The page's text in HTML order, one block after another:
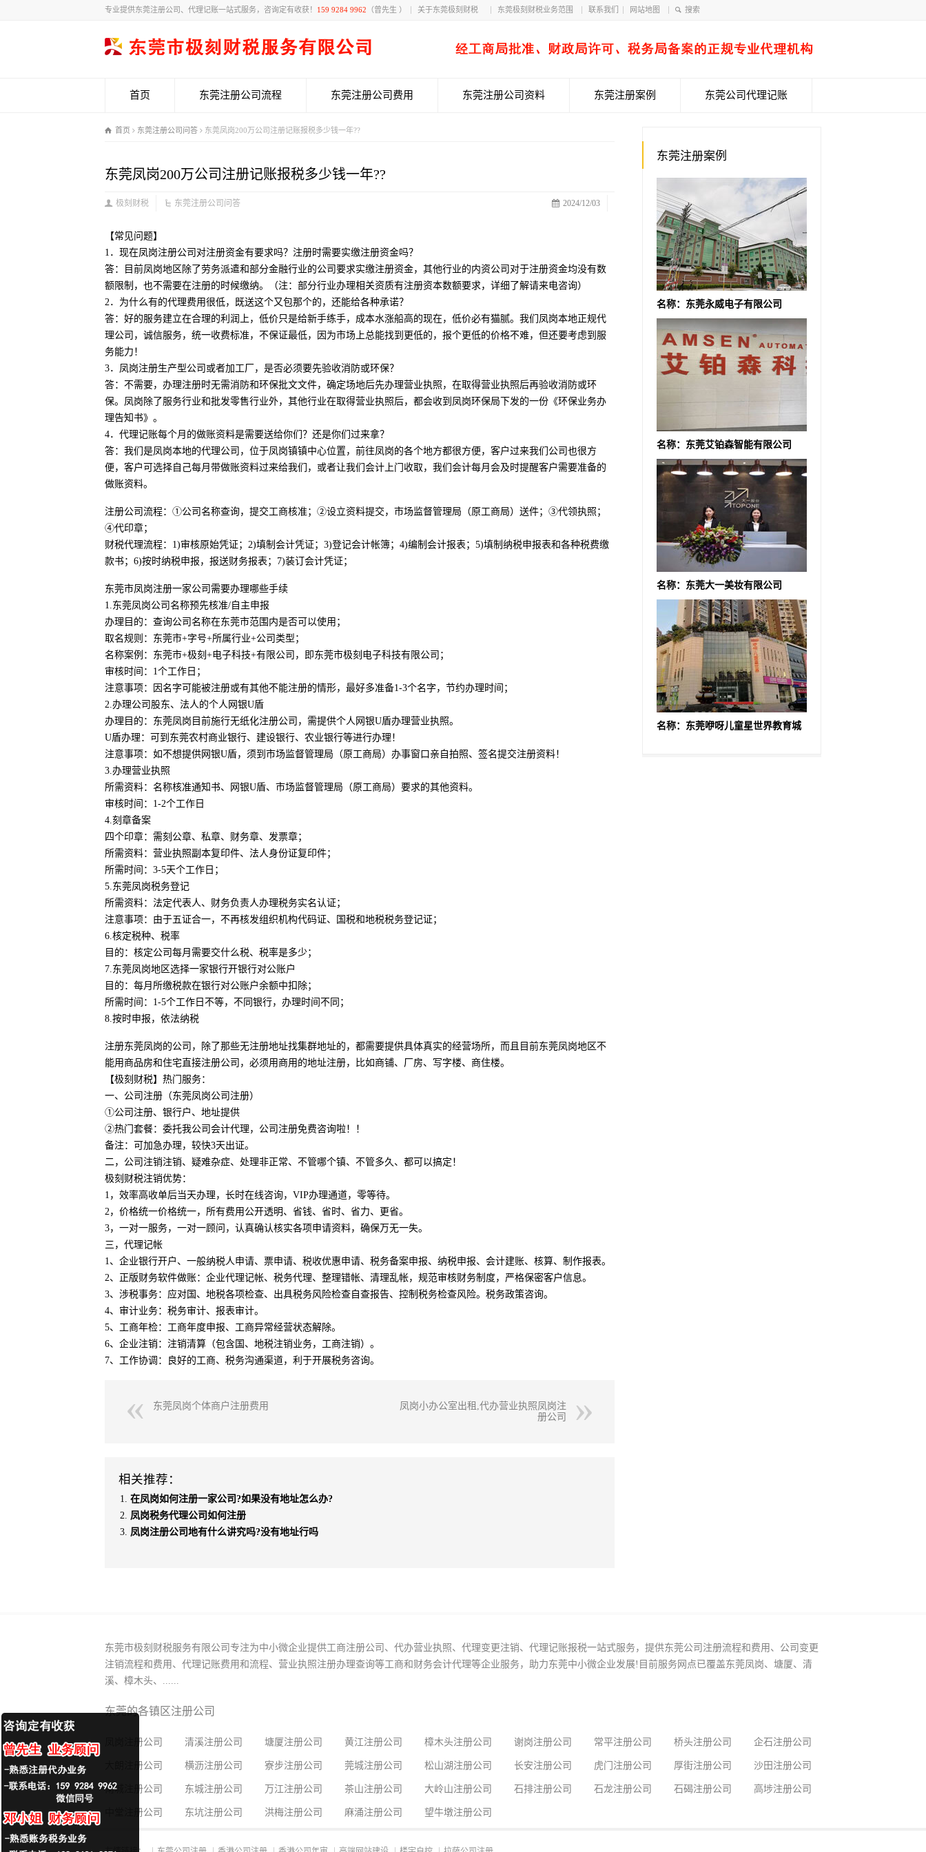
专业提供东莞注册公司、代理记账一站式服务，咨询定有收获！ 159 9284 9962 （曾先生 ） 关于东莞极刻财税 东莞极刻财税业务范围 联系我们 网站地图
首页 东莞注册公司流程 东莞注册公司费用 东莞注册公司资料 东莞注册案例 东莞公司代理记账
首页 东莞注册公司问答 东莞凤岗200万公司注册记账报税多少钱一年??
东莞凤岗200万公司注册记账报税多少钱一年??
2024/12/03
极刻财税 东莞注册公司问答
【常见问题】
1．现在凤岗注册公司对注册资金有要求吗？注册时需要实缴注册资金吗？
答：目前凤岗地区除了劳务派遣和部分金融行业的公司要求实缴注册资金，其他行业的内资公司对于注册资金均没有数
额限制，也不需要在注册的时候缴纳。（注：部分行业办理相关资质有注册资本数额要求，详细了解请来电咨询）
2．为什么有的代理费用很低，既送这个又包那个的，还能给各种承诺？
答：好的服务建立在合理的利润上，低价只是给新手练手，成本水涨船高的现在，低价必有猫腻。我们凤岗本地正规代
理公司，诚信服务，统一收费标准，不保证最低，因为市场上总能找到更低的，报个更低的价格不难，但还要考虑到服
务能力！
3．凤岗注册生产型公司或者加工厂，是否必须要先验收消防或环保？
答：不需要，办理注册时无需消防和环保批文文件，确定场地后先办理营业执照，在取得营业执照后再验收消防或环
保。凤岗除了服务行业和批发零售行业外，其他行业在取得营业执照后，都会收到凤岗环保局下发的一份《环保业务办
理告知书》。
4．代理记账每个月的做账资料是需要送给你们？还是你们过来拿？
答：我们是凤岗本地的代理公司，位于凤岗镇镇中心位置，前往凤岗的各个地方都很方便，客户过来我们公司也很方
便，客户可选择自己每月带做账资料过来给我们，或者让我们会计上门收取，我们会计每月会及时提醒客户需要准备的
做账资料。
注册公司流程：①公司名称查询，提交工商核准；②设立资料提交，市场监督管理局（原工商局）送件；③代领执照；
④代印章；
财税代理流程：1)审核原始凭证；2)填制会计凭证；3)登记会计帐簿；4)编制会计报表；5)填制纳税申报表和各种税费缴
款书；6)按时纳税申报，报送财务报表；7)装订会计凭证；
东莞市凤岗注册一家公司需要办理哪些手续
1.东莞凤岗公司名称预先核准/自主申报
办理目的：查询公司名称在东莞市范围内是否可以使用；
取名规则：东莞市+字号+所属行业+公司类型；
名称案例：东莞市+极刻+电子科技+有限公司，即东莞市极刻电子科技有限公司；
审核时间：1个工作日；
注意事项：因名字可能被注册或有其他不能注册的情形，最好多准备1-3个名字，节约办理时间；
2.办理公司股东、法人的个人网银U盾
办理目的：东莞凤岗目前施行无纸化注册公司，需提供个人网银U盾办理营业执照。
U盾办理：可到东莞农村商业银行、建设银行、农业银行等进行办理！
注意事项：如不想提供网银U盾，须到市场监督管理局（原工商局）办事窗口亲自拍照、签名提交注册资料！
3.办理营业执照
所需资料：名称核准通知书、网银U盾、市场监督管理局（原工商局）要求的其他资料。
审核时间：1-2个工作日
4.刻章备案
四个印章：需刻公章、私章、财务章、发票章；
所需资料：营业执照副本复印件、法人身份证复印件；
所需时间：3-5天个工作日；
5.东莞凤岗税务登记
所需资料：法定代表人、财务负责人办理税务实名认证；
注意事项：由于五证合一，不再核发组织机构代码证、国税和地税税务登记证；
6.核定税种、税率
目的：核定公司每月需要交什么税、税率是多少；
7.东莞凤岗地区选择一家银行开银行对公账户
目的：每月所缴税款在银行对公账户余额中扣除；
所需时间：1-5个工作日不等，不同银行，办理时间不同；
8.按时申报，依法纳税
注册东莞凤岗的公司，除了那些无注册地址找集群地址的，都需要提供具体真实的经营场所，而且目前东莞凤岗地区不
能用商品房和住宅直接注册公司，必须用商用的地址注册，比如商铺、厂房、写字楼、商住楼。
【极刻财税】热门服务：
一、公司注册（东莞凤岗公司注册）
①公司注册、银行户、地址提供
②热门套餐：委托我公司会计代理，公司注册免费咨询啦！！
备注：可加急办理，较快3天出证。
二，公司注销注销、疑难杂症、处理非正常、不管哪个镇、不管多久、都可以搞定！
极刻财税注销优势：
1，效率高收单后当天办理，长时在线咨询，VIP办理通道，零等待。
2，价格统一价格统一，所有费用公开透明、省钱、省时、省力、更省。
3，一对一服务，一对一顾问，认真确认核实各项申请资料，确保万无一失。
三，代理记帐
1、企业银行开户、一般纳税人申请、票申请、税收优惠申请、税务备案申报、纳税申报、会计建账、核算、制作报表。
2、正版财务软件做账：企业代理记帐、税务代理、整理错帐、清理乱帐，规范审核财务制度，严格保密客户信息。
3、涉税事务：应对国、地税各项检查、出具税务风险检查自查报告、控制税务检查风险。税务政策咨询。
4、审计业务：税务审计、报表审计。
5、工商年检：工商年度申报、工商异常经营状态解除。
6、企业注销：注销清算（包含国、地税注销业务，工商注销）。
7、工作协调：良好的工商、税务沟通渠道，利于开展税务咨询。
东莞凤岗个体商户注册费用
凤岗小办公室出租,代办营业执照凤岗注
册公司
相关推荐：
在凤岗如何注册一家公司?如果没有地址怎么办?
凤岗税务代理公司如何注册
凤岗注册公司地有什么讲究吗?没有地址行吗
东莞注册案例
名称：东莞永威电子有限公司
名称：东莞艾铂森智能有限公司
名称：东莞大一美妆有限公司
名称：东莞咿呀儿童星世界教育城
东莞市极刻财税服务有限公司专注为中小微企业提供工商注册公司、代办营业执照、代理变更注销、代理记账报税一站式服务，提供东莞公司注册流程和费用、公司变更
注销流程和费用、代理记账费用和流程、营业执照注册办理查询等工商和财务会计代理等企业服务，助力东莞中小微企业发展!目前服务网点已覆盖东莞凤岗、塘厦、清
溪、樟木头、......
东莞的各镇区注册公司
凤岗注册公司 清溪注册公司 塘厦注册公司 黄江注册公司 樟木头注册公司 谢岗注册公司 常平注册公司 桥头注册公司 企石注册公司
大朗注册公司 横沥注册公司 寮步注册公司 莞城注册公司 松山湖注册公司 长安注册公司 虎门注册公司 厚街注册公司 沙田注册公司
南城注册公司 东城注册公司 万江注册公司 茶山注册公司 大岭山注册公司 石排注册公司 石龙注册公司 石碣注册公司 高埗注册公司
中堂注册公司 东坑注册公司 洪梅注册公司 麻涌注册公司 望牛墩注册公司